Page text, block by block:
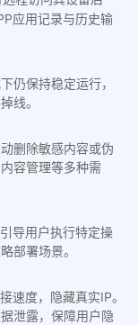
应用记录与历史输
仍保持稳定运行，
线。
删除敏感内容或伪
容管理等多种需
导用户执行特定操
部署场景。
速度，隐藏真实IP。
泄露，保障用户隐